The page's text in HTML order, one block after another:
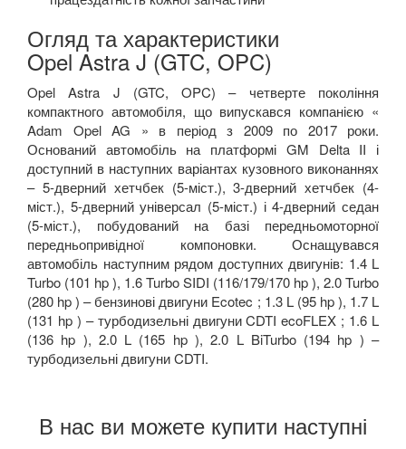
Огляд та характеристики
Opel Astra J (GTC, OPC)
Opel Astra J (GTC, OPC) – четверте покоління
компактного автомобіля, що випускався компанією «
Adam Opel AG » в період з 2009 по 2017 роки.
Оснований автомобіль на платформі GM Delta II і
доступний в наступних варіантах кузовного виконаннях
– 5-дверний хетчбек (5-міст.), 3-дверний хетчбек (4-
міст.), 5-дверний універсал (5-міст.) і 4-дверний седан
(5-міст.), побудований на базі передньомоторної
передньопривідної компоновки. Оснащувався
автомобіль наступним рядом доступних двигунів: 1.4 L
Turbo (101 hp ), 1.6 Turbo SIDI (116/179/170 hp ), 2.0 Turbo
(280 hp ) – бензинові двигуни Ecotec ; 1.3 L (95 hp ), 1.7 L
(131 hp ) – турбодизельні двигуни CDTI ecoFLEX ; 1.6 L
(136 hp ), 2.0 L (165 hp ), 2.0 L BiTurbo (194 hp ) –
турбодизельні двигуни CDTI.
В нас ви можете купити наступні